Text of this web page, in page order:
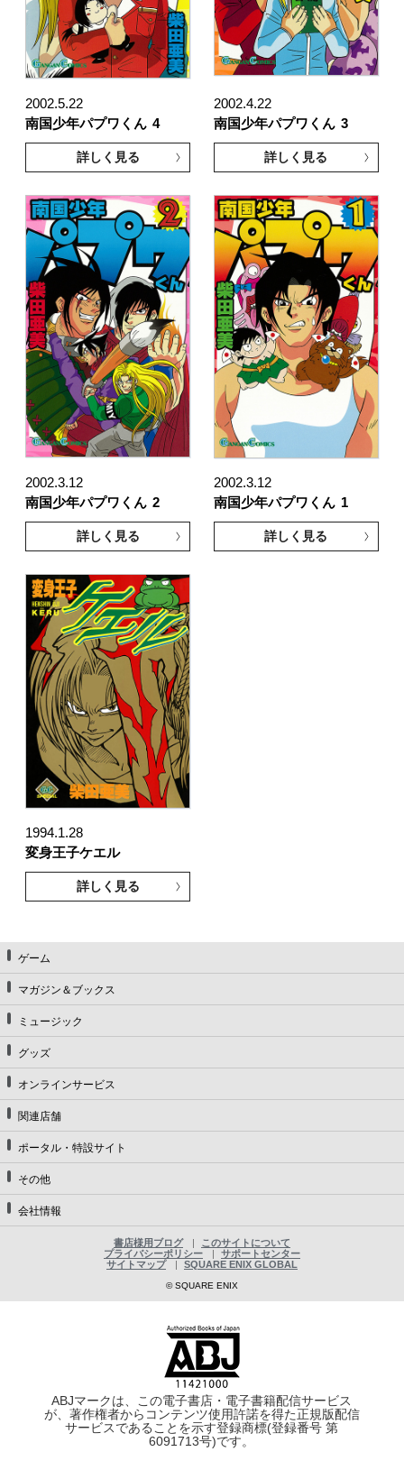
2002.5.22
南国少年パプワくん 4
詳しく見る
2002.4.22
南国少年パプワくん 3
詳しく見る
2002.3.12
南国少年パプワくん 2
詳しく見る
2002.3.12
南国少年パプワくん 1
詳しく見る
1994.1.28
変身王子ケエル
詳しく見る
ゲーム
マガジン＆ブックス
ミュージック
グッズ
オンラインサービス
関連店舗
ポータル・特設サイト
その他
会社情報
書店様用ブログ
このサイトについて
プライバシーポリシー
サポートセンター
サイトマップ
SQUARE ENIX GLOBAL
© SQUARE ENIX
ABJマークは、この電子書店・電子書籍配信サービス
が、著作権者からコンテンツ使用許諾を得た正規版配信
サービスであることを示す登録商標(登録番号 第
6091713号)です。